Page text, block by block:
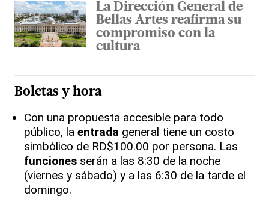
La Dirección General de
Bellas Artes reafirma su
compromiso con la
cultura
Boletas y hora
Con una propuesta accesible para todo
público, la entrada general tiene un costo
simbólico de RD$100.00 por persona. Las
funciones serán a las 8:30 de la noche
(viernes y sábado) y a las 6:30 de la tarde el
domingo.